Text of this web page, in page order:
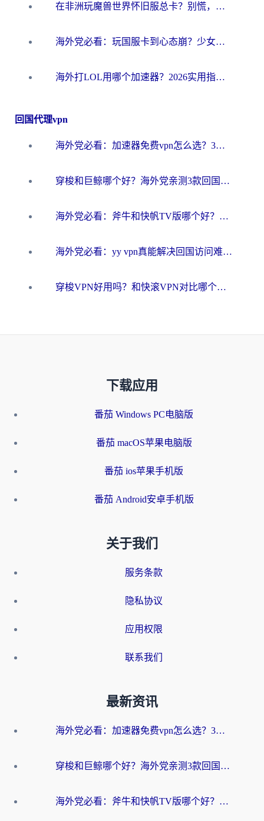
在非洲玩魔兽世界怀旧服总卡？别慌，这份指南帮你丝滑开荒
海外党必看：玩国服卡到心态崩？少女前线云图计划加速器免费推荐+碧蓝航线足球世界流畅攻略
海外打LOL用哪个加速器？2026实用指南：从延迟到设备适配，一篇解决你的国服游戏痛点
回国代理vpn
海外党必看：加速器免费vpn怎么选？3步教你无缝访问国内资源
穿梭和巨鲸哪个好？海外党亲测3款回国加速器，教你避开90%的坑
海外党必看：斧牛和快帆TV版哪个好？3分钟选对回国加速器，无缝刷B站、追热剧
海外党必看：yy vpn真能解决回国访问难题？附云极initap测评+免费方案对比
穿梭VPN好用吗？和快滚VPN对比哪个回国效果更好？海外党选回国加速器必看指南
下载应用
番茄 Windows PC电脑版
番茄 macOS苹果电脑版
番茄 ios苹果手机版
番茄 Android安卓手机版
关于我们
服务条款
隐私协议
应用权限
联系我们
最新资讯
海外党必看：加速器免费vpn怎么选？3步教你无缝访问国内资源
穿梭和巨鲸哪个好？海外党亲测3款回国加速器，教你避开90%的坑
海外党必看：斧牛和快帆TV版哪个好？3分钟选对回国加速器，无缝刷B站、追热剧